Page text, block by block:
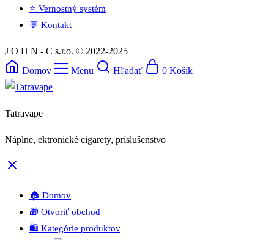
⭐ Vernostný systém
💬 Kontakt
J O H N - C s.r.o. © 2022-2025
Domov
Menu Hľadať 0 Košík
Tatravape
Náplne, ektronické cigarety, príslušenstvo
🏠 Domov
🎁 Otvoriť obchod
🛍️ Kategórie produktov